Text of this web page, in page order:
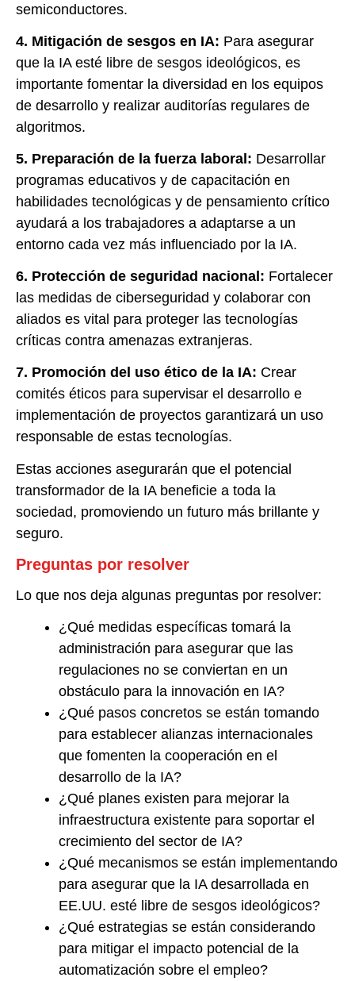
semiconductores.
4. Mitigación de sesgos en IA: Para asegurar
que la IA esté libre de sesgos ideológicos, es
importante fomentar la diversidad en los equipos
de desarrollo y realizar auditorías regulares de
algoritmos.
5. Preparación de la fuerza laboral: Desarrollar
programas educativos y de capacitación en
habilidades tecnológicas y de pensamiento crítico
ayudará a los trabajadores a adaptarse a un
entorno cada vez más influenciado por la IA.
6. Protección de seguridad nacional: Fortalecer
las medidas de ciberseguridad y colaborar con
aliados es vital para proteger las tecnologías
críticas contra amenazas extranjeras.
7. Promoción del uso ético de la IA: Crear
comités éticos para supervisar el desarrollo e
implementación de proyectos garantizará un uso
responsable de estas tecnologías.
Estas acciones asegurarán que el potencial
transformador de la IA beneficie a toda la
sociedad, promoviendo un futuro más brillante y
seguro.
Preguntas por resolver
Lo que nos deja algunas preguntas por resolver:
¿Qué medidas específicas tomará la
administración para asegurar que las
regulaciones no se conviertan en un
obstáculo para la innovación en IA?
¿Qué pasos concretos se están tomando
para establecer alianzas internacionales
que fomenten la cooperación en el
desarrollo de la IA?
¿Qué planes existen para mejorar la
infraestructura existente para soportar el
crecimiento del sector de IA?
¿Qué mecanismos se están implementando
para asegurar que la IA desarrollada en
EE.UU. esté libre de sesgos ideológicos?
¿Qué estrategias se están considerando
para mitigar el impacto potencial de la
automatización sobre el empleo?